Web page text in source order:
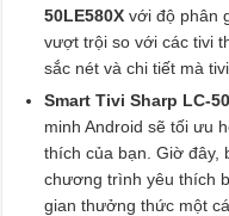
50LE580Xvới độ phân
vượt trội so với các tivi
sắc nét và chi tiết mà
Smart Tivi Sharp LC-
minh Android sẽ tối ưu
thích của bạn. Giờ đây,
chương trình yêu thích
gian thưởng thức một